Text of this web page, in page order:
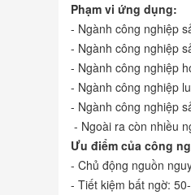
Phạm vi ứng dụng:
- Ngành công nghiệp
- Ngành công nghiệp
- Ngành công nghiệp
- Ngành công nghiệp
- Ngành công nghiệp
- Ngoài ra còn nhiều
Ưu điểm của công
- Chủ động nguồn
- Tiết kiệm bất ngờ: